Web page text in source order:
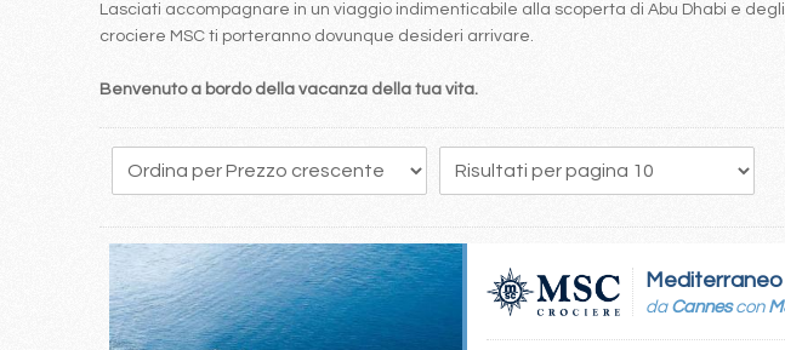
Lasciati accompagnare in un viaggio indimenticabile alla scoperta di Abu Dhabi e
crociere MSC ti porteranno dovunque desideri arrivare.
Benvenuto a bordo della vacanza della tua vita.
195 196 197 198 199 200 201 202 203 205
Mediterraneo
da Cannescon